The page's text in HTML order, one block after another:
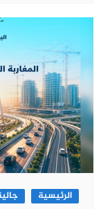
الرئيسية